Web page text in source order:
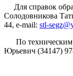
Для справок
Солодовникова
44, e-mail: stl-
По техническим
Юрьевич (34147)